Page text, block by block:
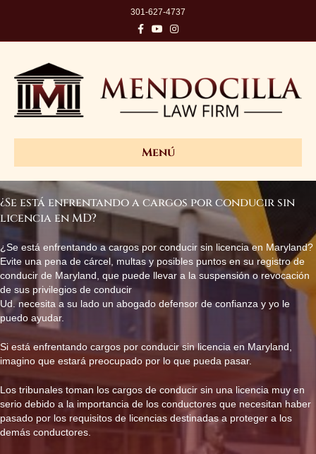
301-627-4737
FacebookYoutubeInstagram
Menú
¿Se está enfrentando a cargos por conducir sin
licencia en MD?
¿Se está enfrentando a cargos por conducir sin licencia en Maryland?
Evite una pena de cárcel, multas y posibles puntos en su registro de
conducir de Maryland, que puede llevar a la suspensión o revocación
de sus privilegios de conducir
Ud. necesita a su lado un abogado defensor de confianza y yo le
puedo ayudar.
Si está enfrentando cargos por conducir sin licencia en Maryland,
imagino que estará preocupado por lo que pueda pasar.
Los tribunales toman los cargos de conducir sin una licencia muy en
serio debido a la importancia de los conductores que necesitan haber
pasado por los requisitos de licencias destinadas a proteger a los
demás conductores.